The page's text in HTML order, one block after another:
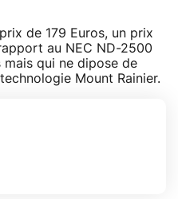
de 179 Euros, un prix
au NEC ND-2500
qui ne dipose de
Mount Rainier.